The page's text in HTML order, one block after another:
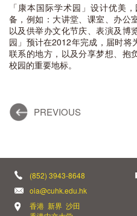
「康本国际学术园」设计优美
备，例如：大讲堂、课室、办公
以及供举办文化节庆、表演及博
园」预计在2012年完成，届时将
联系的地方，以及分享梦想、抱
校园的重要地标。
PREVIOUS
(852) 3943-8648
oia@cuhk.edu.hk
香港 新界 沙田